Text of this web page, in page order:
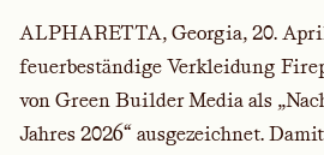
ALPHARETTA, Georgia, 20.
feuerbeständige Verkleidung
von Green Builder Media als
Jahres 2026“ ausgezeichnet.